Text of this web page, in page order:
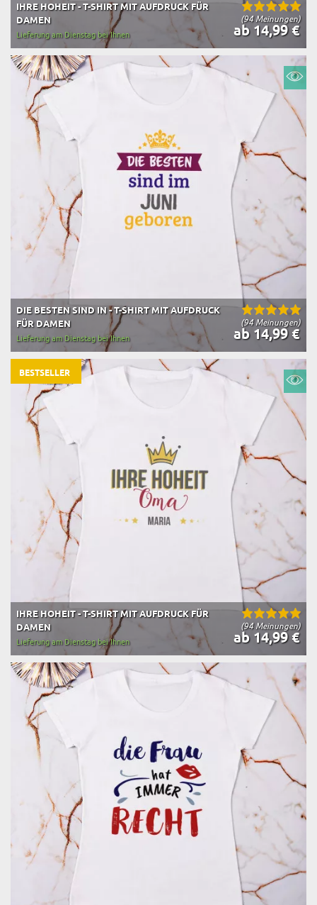
(94 Meinungen)
IHRE HOHEIT - T-SHIRT MIT AUFDRUCK FÜR
DAMEN
ab 14,99 €
Lieferung am Dienstag bei Ihnen
(94 Meinungen)
DIE BESTEN SIND IN - T-SHIRT MIT AUFDRUCK
FÜR DAMEN
ab 14,99 €
Lieferung am Dienstag bei Ihnen
(94 Meinungen)
IHRE HOHEIT - T-SHIRT MIT AUFDRUCK FÜR
DAMEN
ab 14,99 €
Lieferung am Dienstag bei Ihnen
BESTSELLER